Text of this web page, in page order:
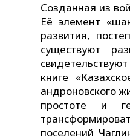
Созданная из
Её элемент
развития,
существуют
книге
андроновского
простоте и
поселений